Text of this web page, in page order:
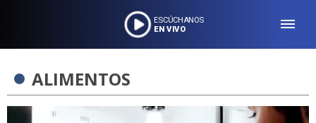
ESCÚCHANOS
EN VIVO
ALIMENTOS